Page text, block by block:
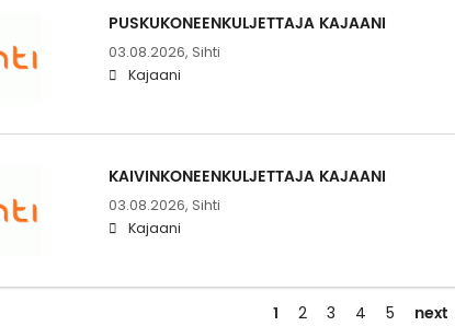
PUSKUKONEENKULJETTAJA KAJAANI
03.08.2026, Sihti
Kajaani
KAIVINKONEENKULJETTAJA KAJAANI
03.08.2026, Sihti
Kajaani
1 2 3 4 5 next